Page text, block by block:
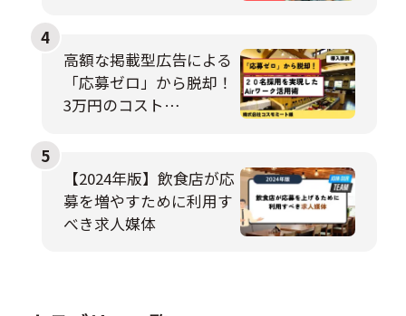
高額な掲載型広告による
「応募ゼロ」から脱却！
3万円のコスト…
【2024年版】飲食店が応
募を増やすために利用す
べき求人媒体